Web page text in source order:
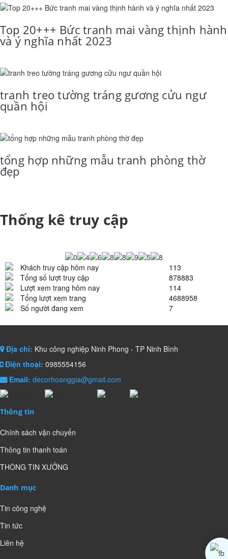
Top 20+++ Bức tranh mai vàng thịnh hành
và ý nghĩa nhất 2023
tranh treo tường tráng gương cửu ngư
quần hội
tổng hợp những mẫu tranh phòng thờ
đẹp
Thống kê truy cập
Khách truy cập hôm nay
113
Tổng số lượt truy cập
878883
Lượt xem trang hôm nay
114
Tổng lượt xem trang
4688958
Số người đang xem
7
Địa chỉ: Khu công nghiệp Ninh Phong - TP Ninh Bình
Điện thoại: 0985554156
Email: decorhoanggia@gmail.com
Thông tin
Chính sách vận chuyển
Thông tin thanh toán
THÔNG TIN XƯỞNG
Danh mục
Tin công nghệ
Tin tức
Liên hệ